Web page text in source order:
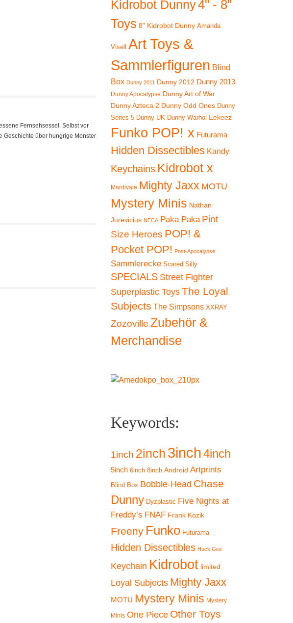
Fernsehsessel. Selbst vor
Geschichte über hungrige Monster
Kidrobot Dunny4" - 8"
Toys 8" Kidrobot Dunny Amanda
Visell
Art Toys &
Sammlerfiguren Blind
Box Dunny 2011 Dunny 2012 Dunny 2013
Dunny Apocalypse Dunny Art of War
Dunny Azteca 2 Dunny Odd Ones Dunny
Series 5 Dunny UK Dunny Warhol Eekeez
Funko POP! x Futurama
Hidden Dissectibles Kandy
Keychains Kidrobot x
Mardivale Mighty Jaxx MOTU
Mystery Minis Nathan
Jurevicius NECA Paka Paka Pint
Size Heroes POP! &
Pocket POP! Post-Apocalypse
Sammlerecke Scared Silly
SPECIALS Street Fighter
Superplastic ToysThe Loyal
Subjects The Simpsons XXRAY
Zozoville Zubehör &
Merchandise
Keywords:
1inch 2inch 3inch4inch
5inch 6inch 8inch Android Artprints
Blind Box Bobble-Head Chase
Dunny Dyzplastic Five Nights at
Freddy’s FNAF Frank Kozik
Freeny Funko Futurama
Hidden Dissectibles Huck Gee
Keychain Kidrobot limited
Loyal Subjects Mighty Jaxx
MOTU Mystery Minis Mystery
Minis One Piece Other Toys